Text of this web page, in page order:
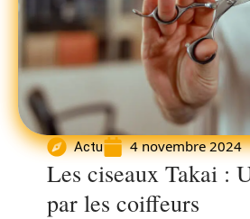
Actu 4 novembre 2024
Les ciseaux Takai :
par les coiffeurs